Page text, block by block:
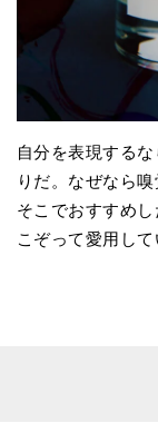
自分を表現する
りだ。なぜなら
そこでおすすめ
こぞって愛用して